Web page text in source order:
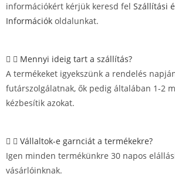
információkért kérjük keresd fel Szállítási
Információk oldalunkat.
Mennyi ideig tart a szállítás?
A termékeket igyekszünk a rendelés
futárszolgálatnak, ők pedig általában 1-2
kézbesítik azokat.
Vállaltok-e garnciát a termékekre?
Igen minden termékünkre 30 napos
vásárlóinknak.